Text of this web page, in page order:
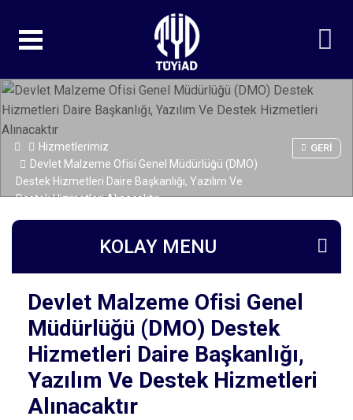
Hizmetlerimiz
Devlet Malzeme Ofisi Genel Müdürlüğü (DMO)
Destek Hizmetleri Daire Başkanlığı, Yazılım Ve
Destek Hizmetleri Alınacaktır
GERI
KOLAY MENU
Devlet Malzeme Ofisi Genel
Müdürlüğü (DMO) Destek
Hizmetleri Daire Başkanlığı,
Yazılım Ve Destek Hizmetleri
Alınacaktır